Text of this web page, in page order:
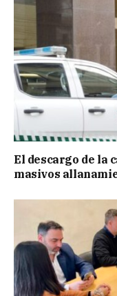
El descargo de la
masivos